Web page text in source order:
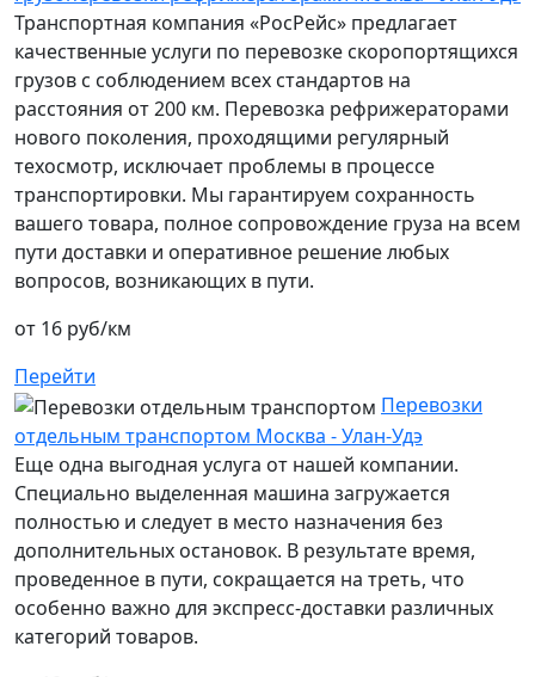
Транспортная компания «РосРейс» предлагает
качественные услуги по перевозке скоропортящихся
грузов с соблюдением всех стандартов на
расстояния от 200 км. Перевозка рефрижераторами
нового поколения, проходящими регулярный
техосмотр, исключает проблемы в процессе
транспортировки. Мы гарантируем сохранность
вашего товара, полное сопровождение груза на всем
пути доставки и оперативное решение любых
вопросов, возникающих в пути.
от 16 руб/км
Перейти
Перевозки
отдельным транспортом Москва - Улан-Удэ
Еще одна выгодная услуга от нашей компании.
Специально выделенная машина загружается
полностью и следует в место назначения без
дополнительных остановок. В результате время,
проведенное в пути, сокращается на треть, что
особенно важно для экспресс-доставки различных
категорий товаров.